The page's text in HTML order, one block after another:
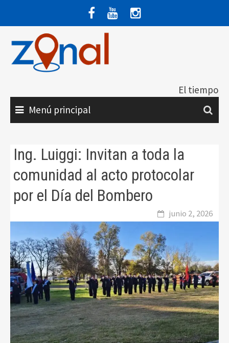
contenido
El tiempo
Menú principal
Ing. Luiggi: Invitan a toda la
comunidad al acto protocolar
por el Día del Bombero
junio 2, 2026